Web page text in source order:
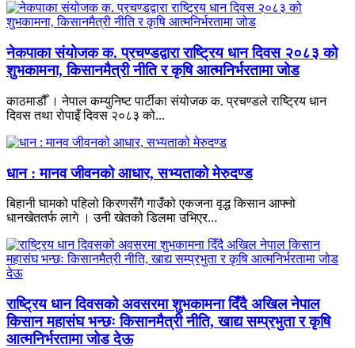
नेकपाका संयोजक क. प्रचण्डद्वारा राष्ट्रिय धान दिवस २०८३ को
शुभकामना, किसानमैत्री नीति र कृषि आत्मनिर्भरतामा जोड
काठमाडौँ । नेपाल कम्युनिष्ट पार्टीका संयोजक क. प्रचण्डले राष्ट्रिय धान
दिवस तथा रोपाइँ दिवस २०८३ को...
धान : मानव जीवनको आधार, सभ्यताको मेरुदण्ड
बिहानी घामको पहिलो किरणसँगै गाउँको एकजना वृद्ध किसान आफ्नो
धानखेततर्फ लागे । उनी खेतको डिलमा उभिएर...
राष्ट्रिय धान दिवसको अवसरमा शुभकामना दिँदै अखिल नेपाल
किसान महासंघ भन्छः किसानमैत्री नीति, खाद्य सम्प्रभुता र कृषि
आत्मनिर्भरतामा जोड देऊ